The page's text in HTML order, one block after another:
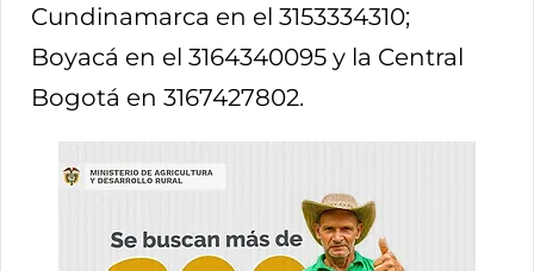
Cundinamarca en el 3153334310;
Boyacá en el 3164340095 y la Central
Bogotá en 3167427802.